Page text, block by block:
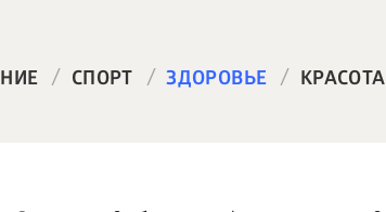
/ СПОРТ / ЗДОРОВЬЕ / КРАСОТА